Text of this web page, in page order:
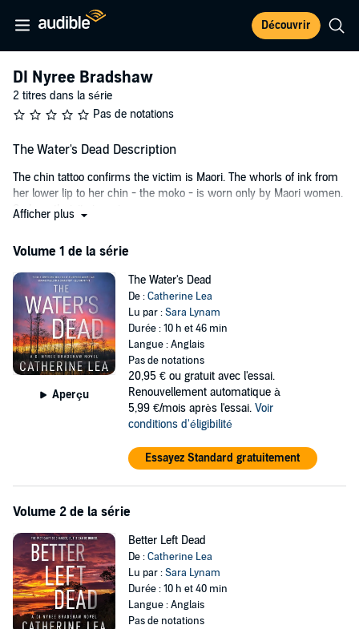
Découvrir
DI Nyree Bradshaw
2 titres dans la série
Pas de notations
The Water's Dead Description
The chin tattoo confirms the victim is Maori. The whorls of ink from
her lower lip to her chin - the moko - is worn only by Maori women.
So her ethnicity is a given.
base of Mason's Rock waterfall is DI Nyree Bradshaw's latest case.
boyfriend on home detention for drugs, it seems everyone has
something to hide, and no one is telling the truth. Then Nyree
discovers six-year-old diabetic Lily Holmes is missing, last seen in
the victim's care. Now Nyree must find the killer to save Lily.
The clock is ticking. She has already failed her own son. She cannot
fail this child.
©2022 Catherine Lea (P)2024 Ulverscroft Ltd
Afficher plus
Volume 1 de la série
Aperçu
The Water's Dead
De :Catherine Lea
Lu par :Sara Lynam
Durée : 10 h et 46 min
Langue : Anglais
Pas de notations
20,95 € ou gratuit avec l'essai.
Renouvellement automatique à
5,99 €/mois après l'essai. Voir
conditions d'éligibilité
Essayez Standard gratuitement
Volume 2 de la série
Better Left Dead
De :Catherine Lea
Lu par :Sara Lynam
Durée : 10 h et 40 min
Langue : Anglais
Pas de notations